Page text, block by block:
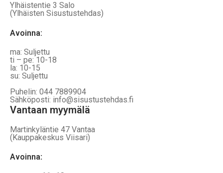
Ylhäistentie 3 Salo
(Ylhäisten Sisustustehdas)
Avoinna:
ma: Suljettu
ti – pe: 10-18
la: 10-15
su: Suljettu
Puhelin: 044 7889904
Sähköposti: info@sisustustehdas.fi
Vantaan myymälä
Martinkyläntie 47 Vantaa
(Kauppakeskus Viisari)
Avoinna: